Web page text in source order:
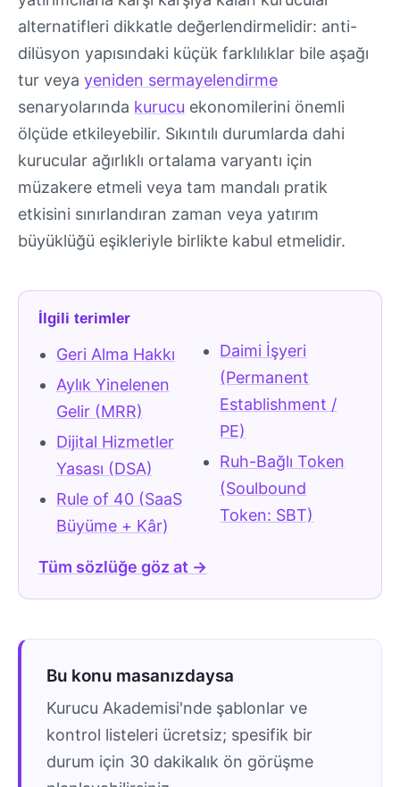
alternatifleri dikkatle değerlendirmelidir: anti-
dilüsyon yapısındaki küçük farklılıklar bile aşağı
tur veya yeniden sermayelendirme
senaryolarında kurucu ekonomilerini önemli
ölçüde etkileyebilir. Sıkıntılı durumlarda dahi
kurucular ağırlıklı ortalama varyantı için
müzakere etmeli veya tam mandalı pratik
etkisini sınırlandıran zaman veya yatırım
büyüklüğü eşikleriyle birlikte kabul etmelidir.
İlgili terimler
Geri Alma Hakkı
Aylık Yinelenen
Gelir (MRR)
Dijital Hizmetler
Yasası (DSA)
Rule of 40 (SaaS
Büyüme + Kâr)
Daimi İşyeri
(Permanent
Establishment /
PE)
Ruh-Bağlı Token
(Soulbound
Token: SBT)
Tüm sözlüğe göz at →
Bu konu masanızdaysa
Kurucu Akademisi'nde şablonlar ve
kontrol listeleri ücretsiz; spesifik bir
durum için 30 dakikalık ön görüşme